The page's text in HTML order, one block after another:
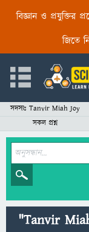
বিজ্ঞান ও প্রযুক্তির
জিতে
সদস্যঃ Tanvir Miah Joy
সকল প্রশ্ন
"Tanvir